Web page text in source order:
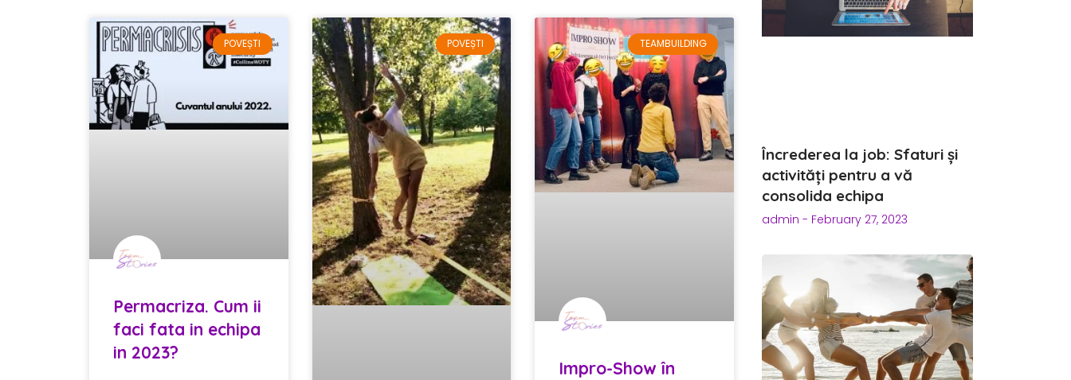
POVEȘTI
Permacriza. Cum ii
faci fata in echipa
in 2023?
POVEȘTI TEAMBUILDING
Impro-Show în
Încrederea la job: Sfaturi și
activități pentru a vă
consolida echipa
admin February 27, 2023